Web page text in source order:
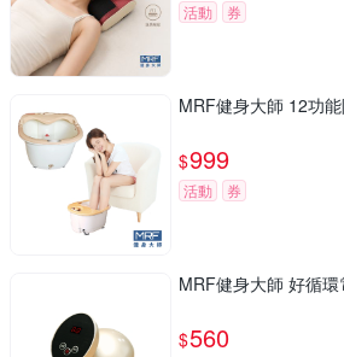
活動 券
MRF健身大師 12功
$999
活動 券
MRF健身大師 好循
$560